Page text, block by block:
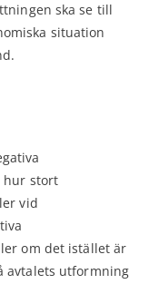
ska se till
situation
hur stort
vid
om det istället är
avtalets utformning